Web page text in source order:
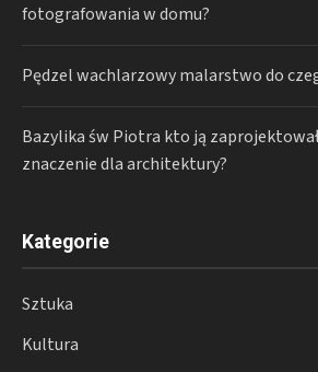
fotografowania w domu?
Pędzel wachlarzowy malarstwo do
Bazylika św Piotra kto ją
znaczenie dla architektury?
Kategorie
Sztuka
Kultura